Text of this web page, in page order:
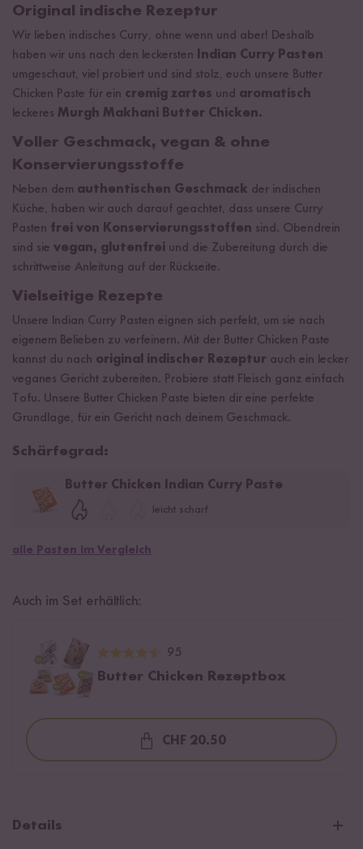
Original indische Rezeptur
Wir lieben indisches Curry, ohne wenn und aber! Deshalb
haben wir uns nach den leckersten
Indian Curry Pasten
umgeschaut, viel probiert und sind stolz, euch unsere Butter
Chicken Paste für ein cremig zartes und aromatisch
leckeres Murgh Makhani Butter Chicken.
Voller Geschmack, vegan & ohne
Konservierungsstoffe
Neben dem authentischen Geschmack der indischen
Küche, haben wir auch darauf geachtet, dass unsere Curry
Pasten frei von Konservierungsstoffen sind. Obendrein
sind sie vegan, glutenfrei und die Zubereitung durch die
schrittweise Anleitung auf der Rückseite.
Vielseitige Rezepte
Unsere Indian Curry Pasten eignen sich perfekt, um sie nach
eigenem Belieben zu verfeinern. Mit der Butter Chicken Paste
kannst du nach original indischer Rezeptur auch ein lecker
veganes Gericht zubereiten. Probiere statt Fleisch ganz einfach
Tofu. Unsere Butter Chicken Paste bieten dir eine perfekte
Grundlage, für ein Gericht nach deinem Geschmack.
Schärfegrad:
Butter Chicken Indian Curry Paste
leicht scharf
alle Pasten im Vergleich
Auch im Set erhältlich:
95
Butter Chicken Rezeptbox
CHF 20.50
Details